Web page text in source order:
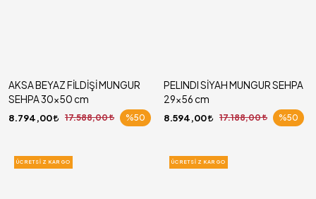
AKSA BEYAZ FİLDİŞİ MUNGUR
SEHPA 30x50 cm
8.794,00 17.588,00 %50
PELINDI SİYAH MUNGUR SEHPA
29x56 cm
8.594,00 17.188,00 %50
ÜCRETSIZ KARGO ÜCRETSIZ KARGO